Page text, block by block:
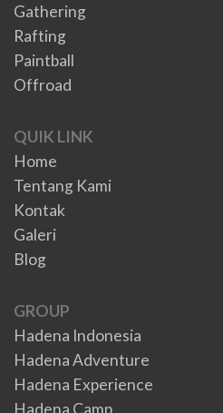
Gathering
Rafting
Paintball
Offroad
QUIK LINK
Home
Tentang Kami
Kontak
Galeri
Blog
GROUP
Hadena Indonesia
Hadena Adventure
Hadena Experience
Hadena Camp